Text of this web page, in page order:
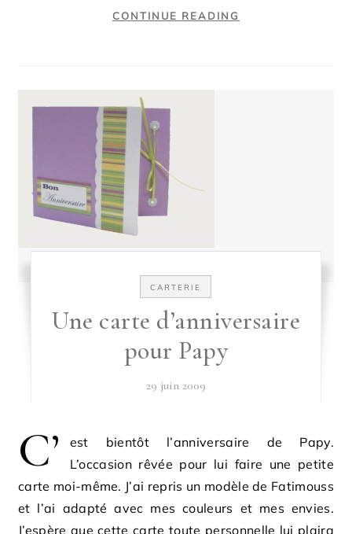
CONTINUE READING
CARTERIE
Une carte d’anniversaire
pour Papy
29 juin 2009
C’
est bientôt l’anniversaire de Papy.
L’occasion rêvée pour lui faire une petite
carte moi-même. J’ai repris un modèle de Fatimouss
et l’ai adapté avec mes couleurs et mes envies.
J’espère que cette carte toute personnelle lui plaira